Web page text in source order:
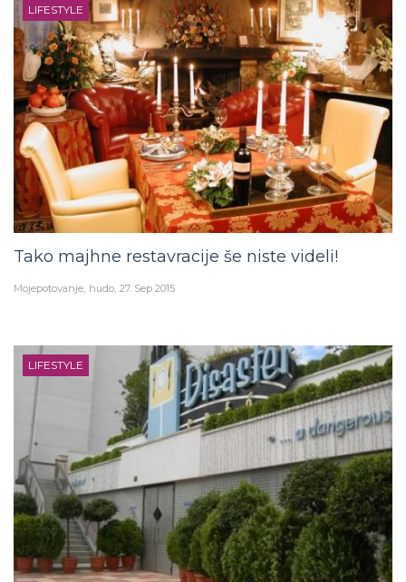
LIFESTYLE
Tako majhne restavracije še niste videli!
Mojepotovanje hudo 27. Sep 2015
LIFESTYLE